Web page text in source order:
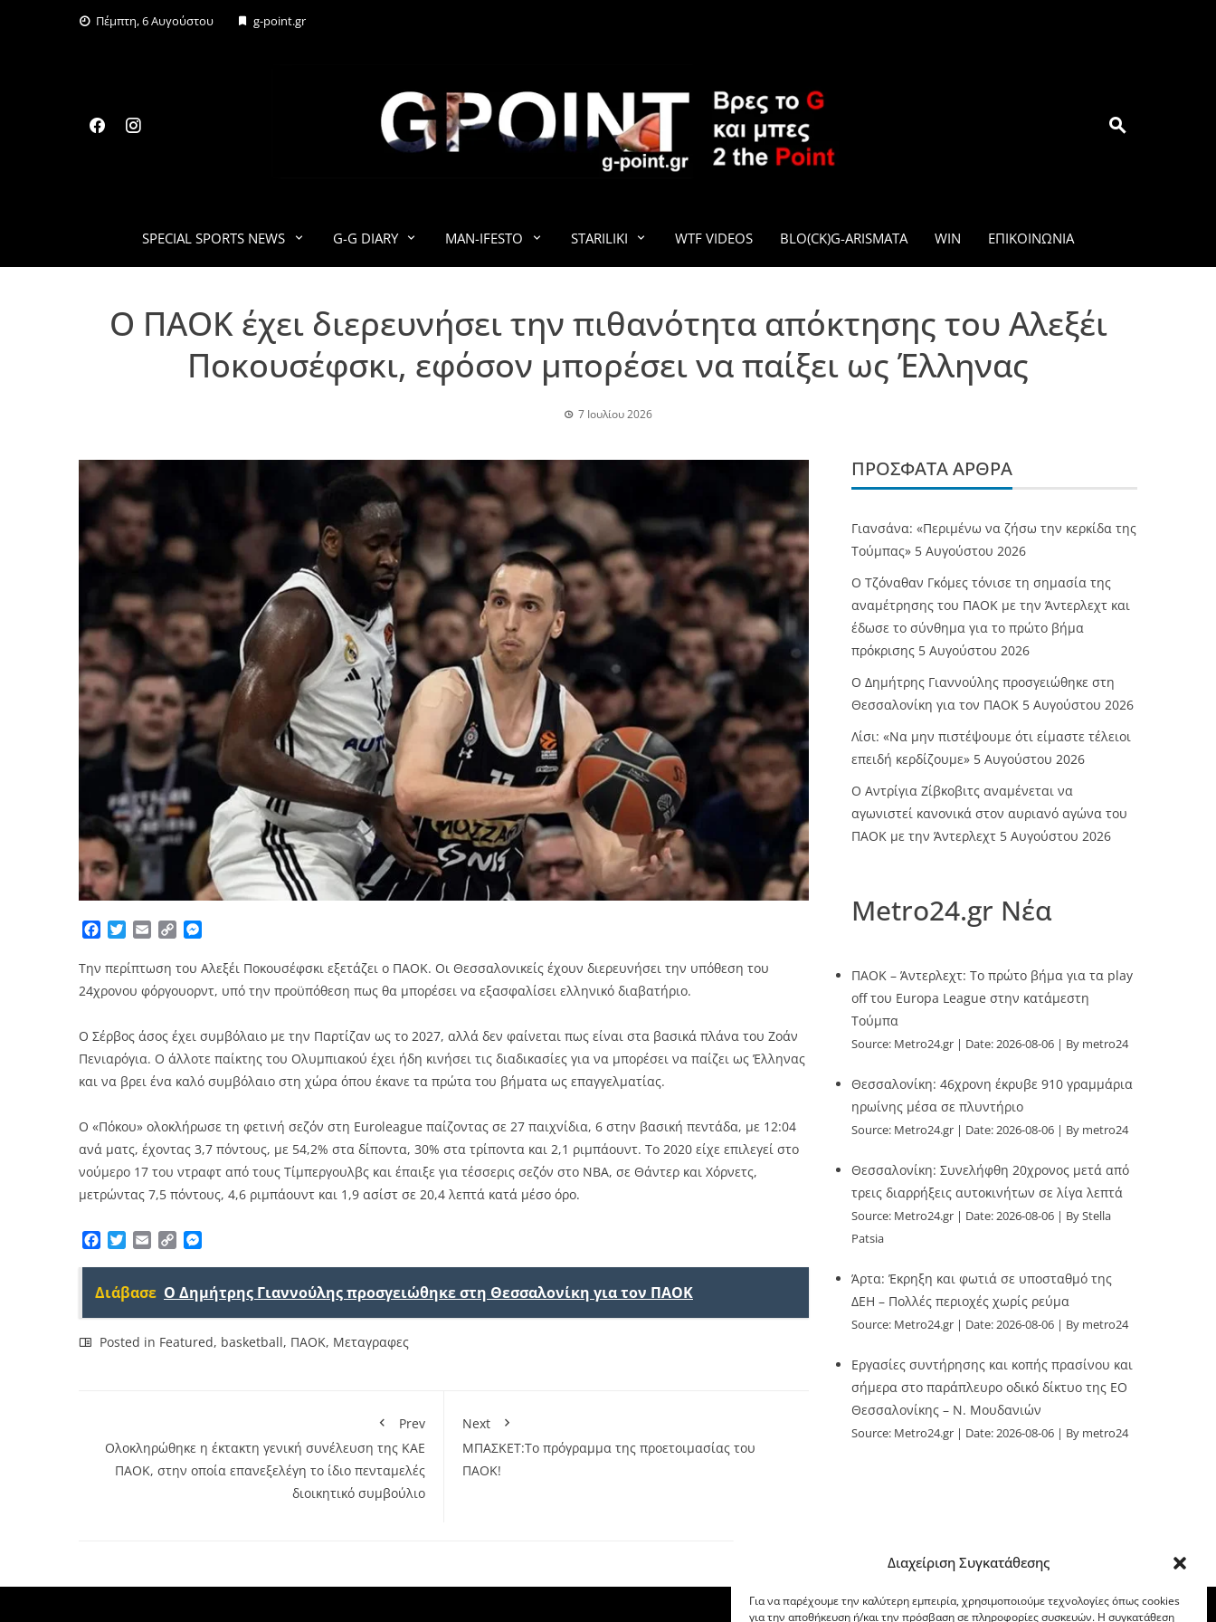
Διαχείριση Συγκατάθεσης
Για να παρέχουμε την καλύτερη εμπειρία, χρησιμοποιούμε τεχνολογίες όπως cookies
για την αποθήκευση ή/και την πρόσβαση σε πληροφορίες συσκευών. Η συγκατάθεση
Πέμπτη, 6 Αυγούστου g-point.gr
G-POINT.GR
SPECIAL SPORTS NEWS G-G DIARY MAN-IFESTO STARILIKI WTF VIDEOS BLO(CK)G-ARISMATA WIN ΕΠΙΚΟΙΝΩΝΊΑ
Ο ΠΑΟΚ έχει διερευνήσει την πιθανότητα απόκτησης του Αλεξέι
Ποκουσέφσκι, εφόσον μπορέσει να παίξει ως Έλληνας
7 Ιουλίου 2026
Facebook
TwitterEmailCopy
Την περίπτωση του Αλεξέι Ποκουσέφσκι εξετάζει ο ΠΑΟΚ. Οι Θεσσαλονικείς έχουν διερευνήσει την υπόθεση του
24χρονου φόργουορντ, υπό την προϋπόθεση πως θα μπορέσει να εξασφαλίσει ελληνικό διαβατήριο.
Ο Σέρβος άσος έχει συμβόλαιο με την Παρτίζαν ως το 2027, αλλά δεν φαίνεται πως είναι στα βασικά πλάνα του Ζοάν
Πενιαρόγια. O άλλοτε παίκτης του Ολυμπιακού έχει ήδη κινήσει τις διαδικασίες για να μπορέσει να παίζει ως Έλληνας
και να βρει ένα καλό συμβόλαιο στη χώρα όπου έκανε τα πρώτα του βήματα ως επαγγελματίας.
Ο «Πόκου» ολοκλήρωσε τη φετινή σεζόν στη Euroleague παίζοντας σε 27 παιχνίδια, 6 στην βασική πεντάδα, με 12:04
ανά ματς, έχοντας 3,7 πόντους, με 54,2% στα δίποντα, 30% στα τρίποντα και 2,1 ριμπάουντ. Το 2020 είχε επιλεγεί στο
νούμερο 17 του ντραφτ από τους Τίμπεργουλβς και έπαιξε για τέσσερις σεζόν στο ΝΒΑ, σε Θάντερ και Χόρνετς,
μετρώντας 7,5 πόντους, 4,6 ριμπάουντ και 1,9 ασίστ σε 20,4 λεπτά κατά μέσο όρο.
Facebook
TwitterEmailCopy
Διάβασε Ο Δημήτρης Γιαννούλης προσγειώθηκε στη Θεσσαλονίκη για τον ΠΑΟΚ
Posted in Featured, basketball, ΠΑΟΚ, Μεταγραφες
Prev
Ολοκληρώθηκε η έκτακτη γενική συνέλευση της ΚΑΕ
ΠΑΟΚ, στην οποία επανεξελέγη το ίδιο πενταμελές
διοικητικό συμβούλιο
Next
ΜΠΑΣΚΕΤ:Το πρόγραμμα της προετοιμασίας του
ΠΑΟΚ!
ΠΡΌΣΦΑΤΑ ΆΡΘΡΑ
Γιανσάνα: «Περιμένω να ζήσω την κερκίδα της
Τούμπας» 5 Αυγούστου 2026
Ο Τζόναθαν Γκόμες τόνισε τη σημασία της
αναμέτρησης του ΠΑΟΚ με την Άντερλεχτ και
έδωσε το σύνθημα για το πρώτο βήμα
πρόκρισης 5 Αυγούστου 2026
Ο Δημήτρης Γιαννούλης προσγειώθηκε στη
Θεσσαλονίκη για τον ΠΑΟΚ 5 Αυγούστου 2026
Λίσι: «Να μην πιστέψουμε ότι είμαστε τέλειοι
επειδή κερδίζουμε» 5 Αυγούστου 2026
Ο Αντρίγια Ζίβκοβιτς αναμένεται να
αγωνιστεί κανονικά στον αυριανό αγώνα του
ΠΑΟΚ με την Άντερλεχτ 5 Αυγούστου 2026
Metro24.gr Νέα
ΠΑΟΚ – Άντερλεχτ: Το πρώτο βήμα για τα play
off του Europa League στην κατάμεστη
Τούμπα
Source: Metro24.gr Date: 2026-08-06 By metro24
Θεσσαλονίκη: 46χρονη έκρυβε 910 γραμμάρια
ηρωίνης μέσα σε πλυντήριο
Source: Metro24.gr Date: 2026-08-06 By metro24
Θεσσαλονίκη: Συνελήφθη 20χρονος μετά από
τρεις διαρρήξεις αυτοκινήτων σε λίγα λεπτά
Source: Metro24.gr Date: 2026-08-06
By Stella
Patsia
Άρτα: Έκρηξη και φωτιά σε υποσταθμό της
ΔΕΗ – Πολλές περιοχές χωρίς ρεύμα
Source: Metro24.gr Date: 2026-08-06 By metro24
Εργασίες συντήρησης και κοπής πρασίνου και
σήμερα στο παράπλευρο οδικό δίκτυο της ΕΟ
Θεσσαλονίκης – Ν. Μουδανιών
Source: Metro24.gr Date: 2026-08-06 By metro24